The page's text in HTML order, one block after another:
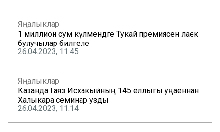
Яңалыклар
1 миллион сум күләмендәге Тукай премиясенә лаек
булучылар билгеле
26.04.2023, 11:45
Яңалыклар
Казанда Гаяз Исхакыйның 145 еллыгы уңаеннан
Халыкара семинар узды
26.04.2023, 11:14